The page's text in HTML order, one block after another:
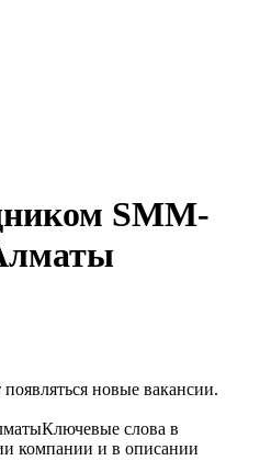
SMM-
новые вакансии.
Ключевые слова в
компании и в описании